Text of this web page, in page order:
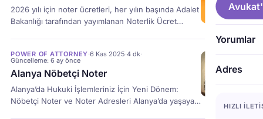
Yorumlar
Adres
HIZLI
şekil şartlarına tabidir. Avukat Vekaletnamesi Nedir?
Vekaletname; bir kişinin, başka bir kişiyi (avukatını)
2026 yılı için noter ücretleri, her yılın başında Adalet
Bakanlığı tarafından yayımlanan Noterlik Ücret
alındığında, 2026 yılındaki tahmini maliyet yapısı ve
fiyatlandırma mantığı şu şekildedir: 2026 Yılı Tahmini
Noter Vekaletname Ücretleri Noter ücretleri sabit bir
fiyat yerine, kağıt bedeli, işlem ücreti ve […]
POWER OF ATTORNEY·6 Kas 2025·4 dk·
Güncelleme: 6 ay önce
Alanya Nöbetçi Noter
Alanya’da Hukuki İşlemleriniz İçin Yeni Dönem:
Nöbetçi Noter ve Noter Adresleri Alanya’da yaşayan